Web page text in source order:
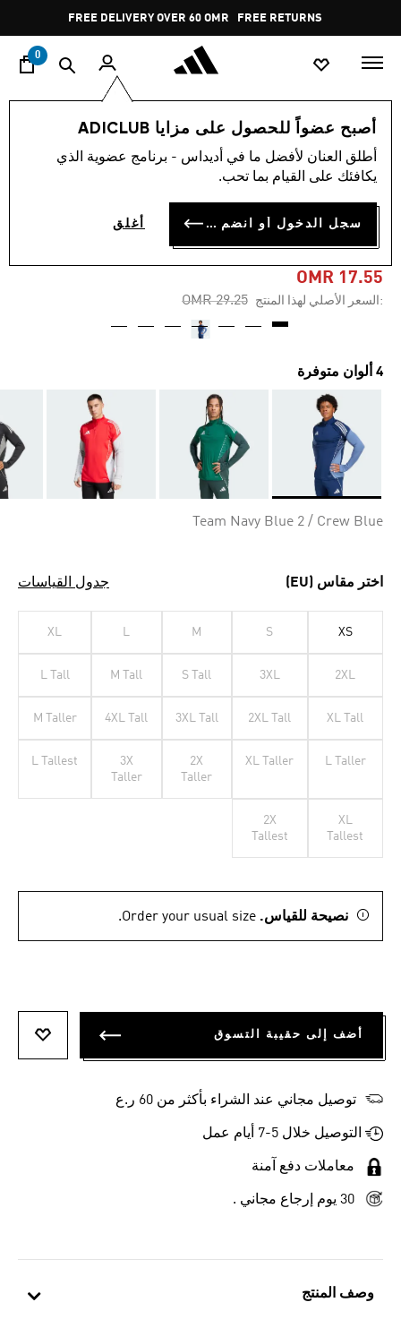
Pause
promotion
rotation
FREE DELIVERY OVER 60 OMR FREE RETURNS
0
أصبح عضواً للحصول على مزايا ADICLUB
أطلق العنان لأفضل ما في أديداس - برنامج عضوية الذي
يكافئك على القيام بما تحب.
سجل الدخول أو انضم الآن أغلق
وصف المنتج
الرجال ملابس
-40%
سُترة تدريب TIRO 25
COMPETITION
OMR 17.55
:السعر الأصلي لهذا المنتج Price reduced from
OMR 29.25
to
4 ألوان متوفرة
Team Navy Blue 2 / Crew Blue
اختر مقاس (EU) جدول القياسات
XS
S
M
L
XL
2XL
3XL
S Tall
M Tall
L Tall
XL Tall
2XL Tall
3XL Tall
4XL Tall
M Taller
L Taller
XL Taller
2X
Taller
3X
Taller
L Tallest
XL
Tallest
2X
Tallest
نصيحة للقياس. Order your usual size.
أضف إلى حقيبة التسوق
توصيل مجاني عند الشراء بأكثر من 60 ر.ع
التوصيل خلال 5-7 أيام عمل
معاملات دفع آمنة